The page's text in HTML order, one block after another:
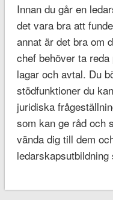
Innan du går en
det vara bra att
annat är det bra om
chef behöver ta
lagar och avtal. Du
stödfunktioner du
juridiska
som kan ge råd och
vända dig till dem